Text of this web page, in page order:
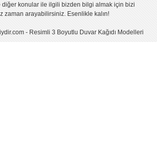
diğer konular ile ilgili bizden bilgi almak için bizi
zaman arayabilirsiniz. Esenlikle kalın!
- Resimli 3 Boyutlu Duvar Kağıdı Modelleri